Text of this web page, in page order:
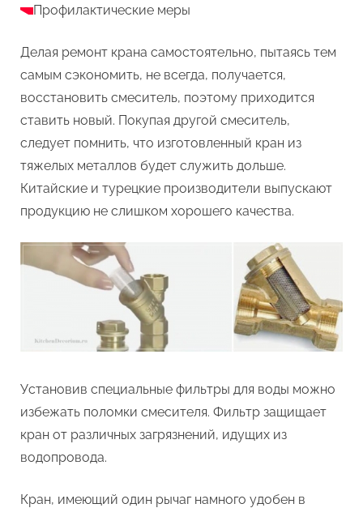
Профилактические меры
Делая ремонт крана самостоятельно, пытаясь тем
самым сэкономить, не всегда, получается,
восстановить смеситель, поэтому приходится
ставить новый. Покупая другой смеситель,
следует помнить, что изготовленный кран из
тяжелых металлов будет служить дольше.
Китайские и турецкие производители выпускают
продукцию не слишком хорошего качества.
Установив специальные фильтры для воды можно
избежать поломки смесителя. Фильтр защищает
кран от различных загрязнений, идущих из
водопровода.
Кран, имеющий один рычаг намного удобен в